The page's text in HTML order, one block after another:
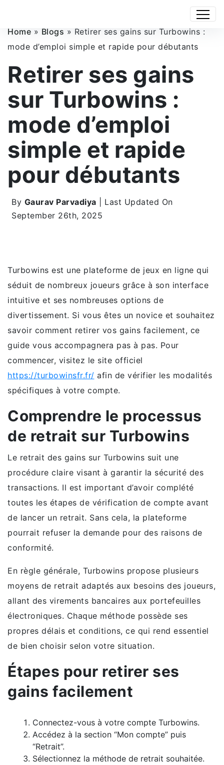
Home » Blogs » Retirer ses gains sur Turbowins :
mode d’emploi simple et rapide pour débutants
Retirer ses gains
sur Turbowins :
mode d’emploi
simple et rapide
pour débutants
By Gaurav Parvadiya | Last Updated On
September 26th, 2025
Turbowins est une plateforme de jeux en ligne qui
séduit de nombreux joueurs grâce à son interface
intuitive et ses nombreuses options de
divertissement. Si vous êtes un novice et souhaitez
savoir comment retirer vos gains facilement, ce
guide vous accompagnera pas à pas. Pour
commencer, visitez le site officiel
https://turbowinsfr.fr/ afin de vérifier les modalités
spécifiques à votre compte.
Comprendre le processus
de retrait sur Turbowins
Le retrait des gains sur Turbowins suit une
procédure claire visant à garantir la sécurité des
transactions. Il est important d’avoir complété
toutes les étapes de vérification de compte avant
de lancer un retrait. Sans cela, la plateforme
pourrait refuser la demande pour des raisons de
conformité.
En règle générale, Turbowins propose plusieurs
moyens de retrait adaptés aux besoins des joueurs,
allant des virements bancaires aux portefeuilles
électroniques. Chaque méthode possède ses
propres délais et conditions, ce qui rend essentiel
de bien choisir selon votre situation.
Étapes pour retirer ses
gains facilement
Connectez-vous à votre compte Turbowins.
Accédez à la section “Mon compte” puis
“Retrait”.
Sélectionnez la méthode de retrait souhaitée.